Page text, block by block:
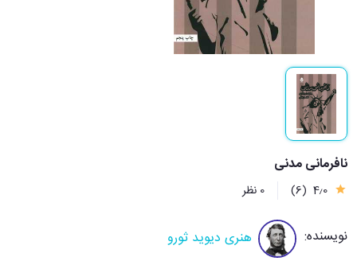
نافرمانی مدنی
4٫0 (6) 0 نظر
نویسنده: هنری دیوید ثورو